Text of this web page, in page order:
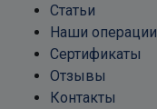
Статьи
Наши операции
Сертификаты
Отзывы
Контакты